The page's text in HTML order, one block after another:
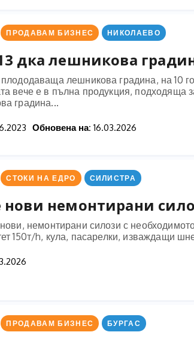
ПРОДАВАМ БИЗНЕС НИКОЛАЕВО
дка лешникова
лешникова градина, на 10
вече е в пълна продукция, подходяща
градина...
Обновена на: 16.03.2026
СТОКИ НА ЕДРО СИЛИСТРА
нови немонтирани
немонтирани силози с
150т/h, кула, пасарелки,
ПРОДАВАМ БИЗНЕС БУРГАС